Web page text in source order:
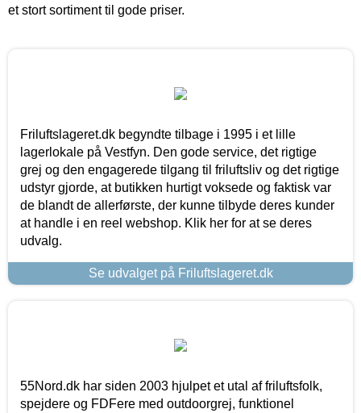
et stort sortiment til gode priser.
Friluftslageret.dk begyndte tilbage i 1995 i et lille
lagerlokale på Vestfyn. Den gode service, det rigtige
grej og den engagerede tilgang til friluftsliv og det rigtige
udstyr gjorde, at butikken hurtigt voksede og faktisk var
de blandt de allerførste, der kunne tilbyde deres kunder
at handle i en reel webshop. Klik her for at se deres
udvalg.
Se udvalget på Friluftslageret.dk
55Nord.dk har siden 2003 hjulpet et utal af friluftsfolk,
spejdere og FDFere med outdoorgrej, funktionel